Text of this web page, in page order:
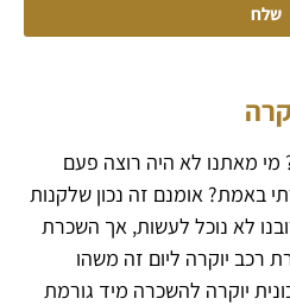
שלח
מאתנו לא היה רוצה פעם
באמת? אומנם זה נכון שלקנות
לא נוכל לעשות, אך השכרת
רכב יוקרה ליום זה משהו
יוקרה להשכרה מיד גורמת